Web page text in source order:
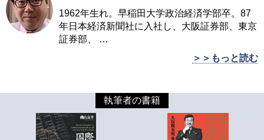
1962年生れ。早稲田大学政治経済学部卒。87
年日本経済新聞社に入社し、大阪証券部、東京
証券部、
…
＞＞もっと読む
執筆者の書籍